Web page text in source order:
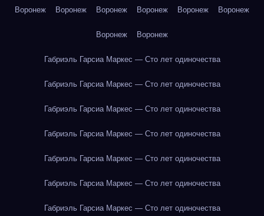
Воронеж Воронеж Воронеж Воронеж Воронеж Воронеж
Воронеж Воронеж
Габриэль Гарсиа Маркес — Сто лет одиночества
Габриэль Гарсиа Маркес — Сто лет одиночества
Габриэль Гарсиа Маркес — Сто лет одиночества
Габриэль Гарсиа Маркес — Сто лет одиночества
Габриэль Гарсиа Маркес — Сто лет одиночества
Габриэль Гарсиа Маркес — Сто лет одиночества
Габриэль Гарсиа Маркес — Сто лет одиночества